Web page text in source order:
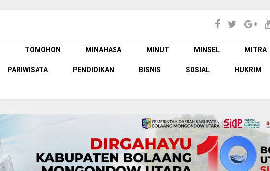
TOMOHON MINAHASA MINUT MINSEL MITRA
PARIWISATA PENDIDIKAN BISNIS SOSIAL HUKRIM